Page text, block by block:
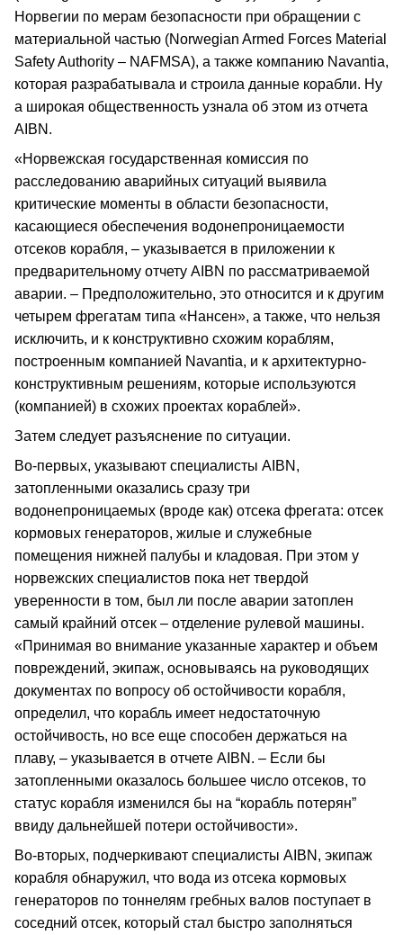
Норвегии по мерам безопасности при обращении с
материальной частью (Norwegian Armed Forces Material
Safety Authority – NAFMSA), а также компанию Navantia,
которая разрабатывала и строила данные корабли. Ну
а широкая общественность узнала об этом из отчета
AIBN.
«Норвежская государственная комиссия по
расследованию аварийных ситуаций выявила
критические моменты в области безопасности,
касающиеся обеспечения водонепроницаемости
отсеков корабля, – указывается в приложении к
предварительному отчету AIBN по рассматриваемой
аварии. – Предположительно, это относится и к другим
четырем фрегатам типа «Нансен», а также, что нельзя
исключить, и к конструктивно схожим кораблям,
построенным компанией Navantia, и к архитектурно-
конструктивным решениям, которые используются
(компанией) в схожих проектах кораблей».
Затем следует разъяснение по ситуации.
Во-первых, указывают специалисты AIBN,
затопленными оказались сразу три
водонепроницаемых (вроде как) отсека фрегата: отсек
кормовых генераторов, жилые и служебные
помещения нижней палубы и кладовая. При этом у
норвежских специалистов пока нет твердой
уверенности в том, был ли после аварии затоплен
самый крайний отсек – отделение рулевой машины.
«Принимая во внимание указанные характер и объем
повреждений, экипаж, основываясь на руководящих
документах по вопросу об остойчивости корабля,
определил, что корабль имеет недостаточную
остойчивость, но все еще способен держаться на
плаву, – указывается в отчете AIBN. – Если бы
затопленными оказалось большее число отсеков, то
статус корабля изменился бы на “корабль потерян”
ввиду дальнейшей потери остойчивости».
Во-вторых, подчеркивают специалисты AIBN, экипаж
корабля обнаружил, что вода из отсека кормовых
генераторов по тоннелям гребных валов поступает в
соседний отсек, который стал быстро заполняться